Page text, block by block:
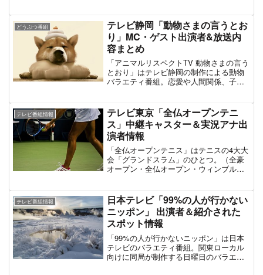
回大会の小祝さくらが通算14アンダーで
優勝。2位は13アンダーの森田遥、3位は
12アンダーの田辺ひかりとなった。
どうぶつ番組
テレビ静岡「動物さまの言うとお
り」MC・ゲスト出演者&放送内
容まとめ
「アニマルリスペクトTV 動物さまの言う
とおり」はテレビ静岡の制作による動物
バラエティ番組。恋愛や人間関係、子育
クニックを解決のヒントにしていこうと
いうコンセプトの一風変わった動物番組
である。番組MCはアンタッチャブルが担
当。2021年3月7日の16:05～17:20にフジ
テレビ系列の全国ネットで第1弾を放送さ
れた。最新回・第2弾は2022年3月6日放
送。ゲストには矢田亜希子、狩野英孝、
朝日奈央、あばれる君らが出演し、テー
ンギン」などの行動・生態が取り上げら
れる。
テレビ番組情報
テレビ東京「全仏オープンテニ
ス」中継キャスター＆実況アナ出
演者情報
「全仏オープンテニス」はテニスの4大大
会「グランドスラム」のひとつ。（全豪
オープン・全仏オープン・ウィンブルド
ン・ギャロス」で毎年5月末～6月初旬に
かけて開催される。歴史は古く1891年に
フランス選手権として創設。テニス4大大
会で唯一「クレー（赤土）を利用したコ
ート」が使用されるため、その他の大会
とは異なる試合展開が注目ポイントのひ
とつとなっている。過去、日本人選手で
は錦織圭が2015年と2017年にベスト8、
テレビ番組情報
日本テレビ「99%の人が行かない
ニッポン」 出演者＆紹介された
スポット情報
「99%の人が行かないニッポン」は日本
テレビのバラエティ番組。関東ローカル
向けに同局が制作する日曜日のバラエテ